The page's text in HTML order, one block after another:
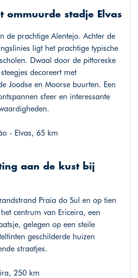
ommuurde stadje Elvas
de prachtige Alentejo. Achter de
ligt het prachtige typische
Dwaal door de pittoreske
decoreert met
Joodse en Moorse buurten. Een
sfeer en interessante
- Elvas, 65 km
aan de kust bij
Praia do Sul en op tien
centrum van Ericeira, een
gelegen op een steile
geschilderde huizen
straatjes.
250 km